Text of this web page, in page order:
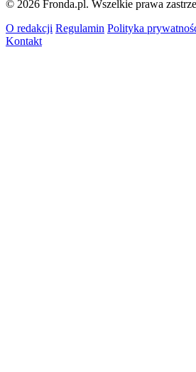
© 2026 Fronda.pl. Wszelkie prawa
O redakcji Regulamin Polityka
Kontakt